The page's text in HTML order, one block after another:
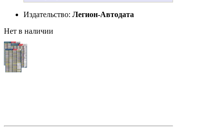
Издательство: Легион-Aвтодата
Нет в наличии